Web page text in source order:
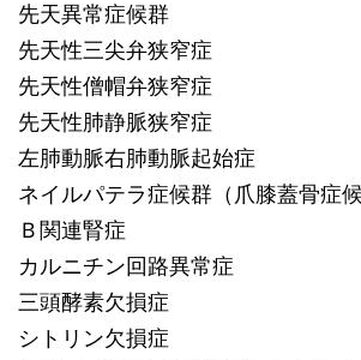
先天異常症候群
先天性三尖弁狭窄症
先天性僧帽弁狭窄症
先天性肺静脈狭窄症
左肺動脈右肺動脈起始症
ネイルパテラ症候群（爪膝蓋骨症
Ｂ関連腎症
カルニチン回路異常症
三頭酵素欠損症
シトリン欠損症